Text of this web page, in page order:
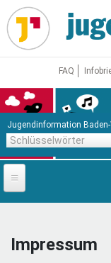
Direkt
zum
Inhalt
FAQ
Jugendinformation
Startseite
Jugendnetz
Impressum